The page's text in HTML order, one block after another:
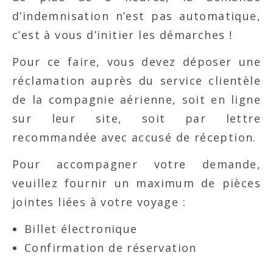
d’indemnisation n’est pas automatique,
c’est à vous d’initier les démarches !
Pour ce faire, vous devez déposer une
réclamation auprès du service clientèle
de la compagnie aérienne, soit en ligne
sur leur site, soit par lettre
recommandée avec accusé de réception.
Pour accompagner votre demande,
veuillez fournir un maximum de pièces
jointes liées à votre voyage :
Billet électronique
Confirmation de réservation